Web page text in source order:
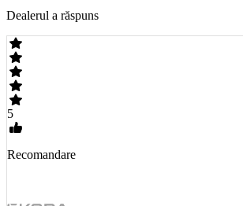
Dealerul a răspuns
5
Recomandare